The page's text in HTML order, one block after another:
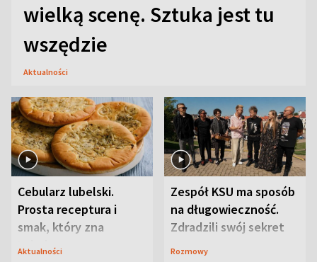
wielką scenę. Sztuka jest tu
wszędzie
Aktualności
Cebularz lubelski.
Prosta receptura i
smak, który zna
Lubelszczyzna
Aktualności
Zespół KSU ma sposób
na długowieczność.
Zdradzili swój sekret
Rozmowy